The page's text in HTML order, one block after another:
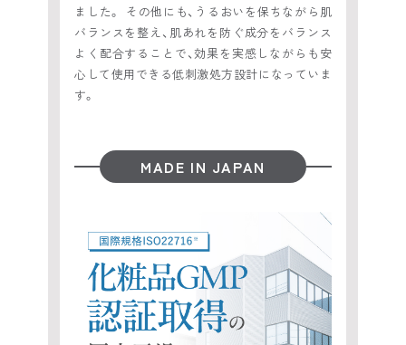
ました。 その他にも、うるおいを保ちながら肌
バランスを整え、肌あれを防ぐ成分をバランス
よく配合することで、効果を実感しながらも安
心して使用できる低刺激処方設計になっていま
す。
MADE IN JAPAN